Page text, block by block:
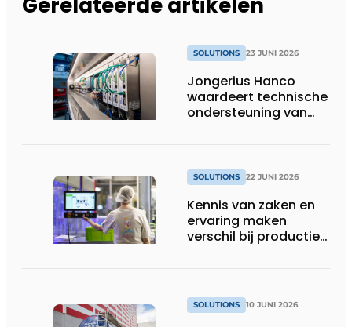
SOLUTIONS 23 JUNI 2026
Jongerius Hanco
waardeert technische
ondersteuning van
SOLUTIONS 22 JUNI 2026
Kennis van zaken en
ervaring maken
verschil bij productie-
SOLUTIONS 10 JUNI 2026